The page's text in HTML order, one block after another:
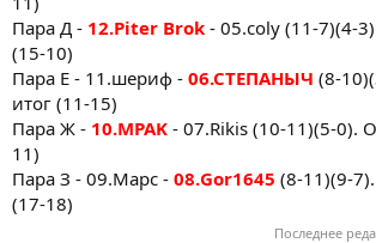
Пара Д - 12.Piter Brok - 05.coly (11-7)(4-
(15-10)
Пара Е - 11.шериф - 06.СТЕПАНЫЧ (8-
итог (11-15)
Пара Ж - 10.MPAK - 07.Rikis (10-11)(5-0).
11)
Пара З - 09.Марс - 08.Gor1645 (8-11)(9-
(17-18)
Последнее